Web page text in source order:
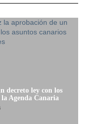
decreto ley con los
la Agenda Canaria